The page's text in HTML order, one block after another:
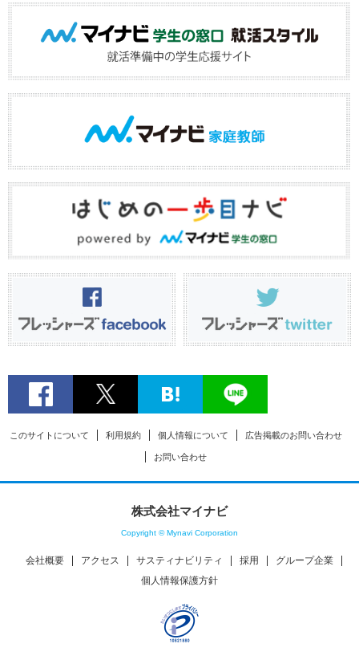
このサイトについて 利用規約 個人情報について 広告掲載のお問い合わせ
お問い合わせ
株式会社マイナビ
Copyright © Mynavi Corporation
会社概要 アクセス サスティナビリティ 採用
グループ企業
個人情報保護方針